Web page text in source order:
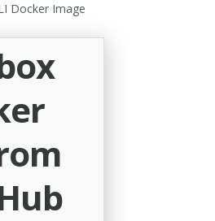
Docker Image